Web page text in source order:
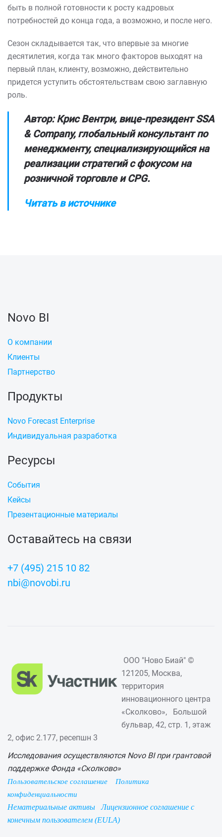
быть в полной готовности к росту кадровых
потребностей до конца года, а возможно, и после него.
Сезон складывается так, что впервые за многие
десятилетия, когда так много факторов выходят на
первый план, клиенту, возможно, действительно
придется уступить обстоятельствам свою заглавную
роль.
Автор: Крис Вентри, вице-президент SSA
& Company, глобальный консультант по
менеджменту, специализирующийся на
реализации стратегий с фокусом на
розничной торговле и CPG.
Читать в источнике
Novo BI
О компании
Клиенты
Партнерство
Продукты
Novo Forecast Enterprise
Индивидуальная разработка
Ресурсы
События
Кейсы
Презентационные материалы
Оставайтесь на связи
+7 (495) 215 10 82
nbi@novobi.ru
ООО "Ново Биай" ©
121205, Москва,
территория
инновационного центра
«Сколково», Большой
бульвар, 42, стр. 1, этаж
2, офис 2.177, ресепшн 3
Исследования осуществляются Novo BI при грантовой
поддержке Фонда «Сколково»
Пользовательское соглашение
Политика
конфиденциальности
Нематериальные активы
Лицензионное соглашение с
конечным пользователем (EULA)